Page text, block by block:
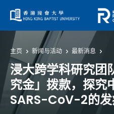
主页 新闻与活动 最新消息
浸大跨学科研究团
究金」拨款，探究
SARS-CoV-2的